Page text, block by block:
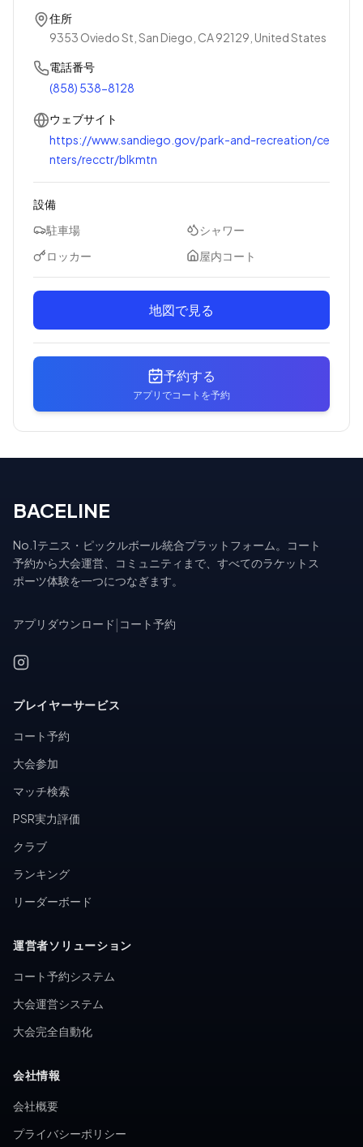
住所
9353 Oviedo St, San Diego, CA 92129, United States
電話番号
(858) 538-8128
ウェブサイト
https://www.sandiego.gov/park-and-recreation/ce
nters/recctr/blkmtn
設備
駐車場
シャワー
ロッカー
屋内コート
地図で見る
予約する
アプリでコートを予約
BACELINE
No.1テニス・ピックルボール統合プラットフォーム。コート
予約から大会運営、コミュニティまで、すべてのラケットス
ポーツ体験を一つにつなぎます。
アプリダウンロード コート予約
プレイヤーサービス
コート予約
大会参加
マッチ検索
PSR実力評価
クラブ
ランキング
リーダーボード
運営者ソリューション
コート予約システム
大会運営システム
大会完全自動化
会社情報
会社概要
プライバシーポリシー